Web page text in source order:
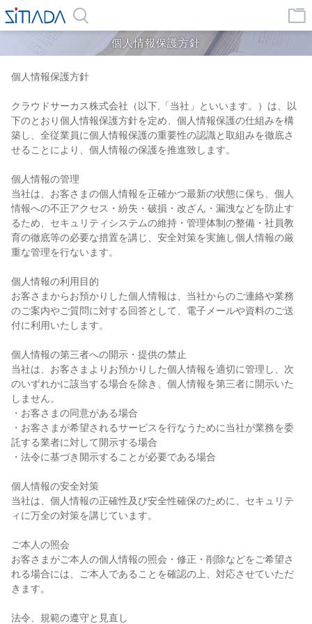
個人情報保護方針
個人情報保護方針
クラウドサーカス株式会社（以下,「当社」といいます。）は、以
下のとおり個人情報保護方針を定め、個人情報保護の仕組みを構
築し、全従業員に個人情報保護の重要性の認識と取組みを徹底さ
せることにより、個人情報の保護を推進致します。
個人情報の管理
当社は、お客さまの個人情報を正確かつ最新の状態に保ち、個人
情報への不正アクセス・紛失・破損・改ざん・漏洩などを防止す
るため、セキュリティシステムの維持・管理体制の整備・社員教
育の徹底等の必要な措置を講じ、安全対策を実施し個人情報の厳
重な管理を行ないます。
個人情報の利用目的
お客さまからお預かりした個人情報は、当社からのご連絡や業務
のご案内やご質問に対する回答として、電子メールや資料のご送
付に利用いたします。
個人情報の第三者への開示・提供の禁止
当社は、お客さまよりお預かりした個人情報を適切に管理し、次
のいずれかに該当する場合を除き、個人情報を第三者に開示いた
しません。
・お客さまの同意がある場合
・お客さまが希望されるサービスを行なうために当社が業務を委
託する業者に対して開示する場合
・法令に基づき開示することが必要である場合
個人情報の安全対策
当社は、個人情報の正確性及び安全性確保のために、セキュリテ
ィに万全の対策を講じています。
ご本人の照会
お客さまがご本人の個人情報の照会・修正・削除などをご希望さ
れる場合には、ご本人であることを確認の上、対応させていただ
きます。
法令、規範の遵守と見直し